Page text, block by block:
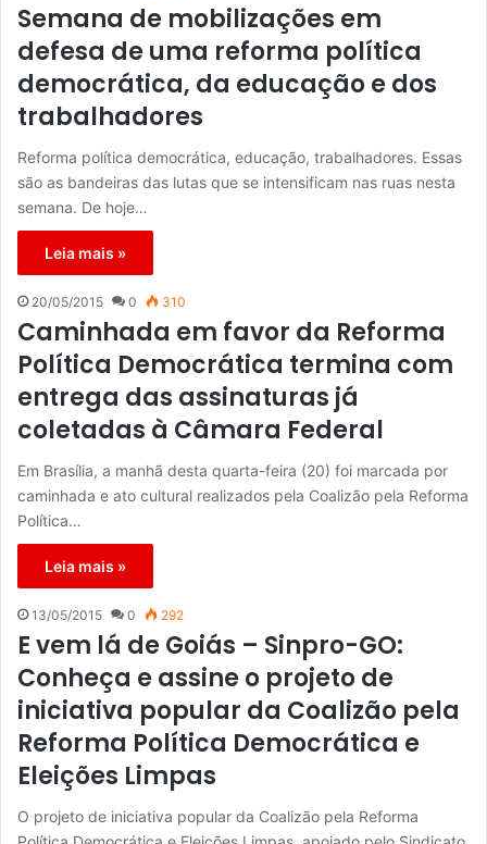
Semana de mobilizações em
defesa de uma reforma política
democrática, da educação e dos
trabalhadores
Reforma política democrática, educação, trabalhadores. Essas
são as bandeiras das lutas que se intensificam nas ruas nesta
semana. De hoje…
Leia mais »
20/05/2015 0 310
Caminhada em favor da Reforma
Política Democrática termina com
entrega das assinaturas já
coletadas à Câmara Federal
Em Brasília, a manhã desta quarta-feira (20) foi marcada por
caminhada e ato cultural realizados pela Coalizão pela Reforma
Política…
Leia mais »
13/05/2015 0 292
E vem lá de Goiás – Sinpro-GO:
Conheça e assine o projeto de
iniciativa popular da Coalizão pela
Reforma Política Democrática e
Eleições Limpas
O projeto de iniciativa popular da Coalizão pela Reforma